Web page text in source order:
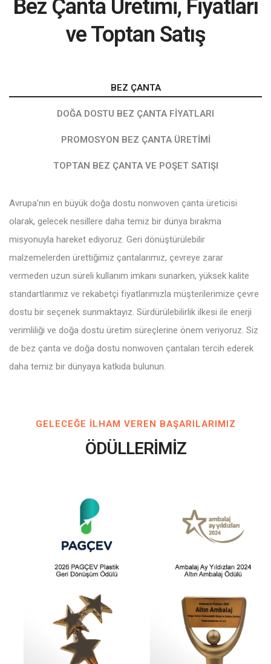
Bez Çanta Üretimi, Fiyatları
ve Toptan Satış
BEZ ÇANTA
DOĞA DOSTU BEZ ÇANTA FIYATLARI
PROMOSYON BEZ ÇANTA ÜRETIMI
TOPTAN BEZ ÇANTA VE POŞET SATIŞI
Avrupa’nın en büyük doğa dostu nonwoven çanta üreticisi
olarak, gelecek nesillere daha temiz bir dünya bırakma
misyonuyla hareket ediyoruz. Geri dönüştürülebilir
malzemelerden ürettiğimiz çantalarımız, çevreye zarar
vermeden uzun süreli kullanım imkanı sunarken, yüksek kalite
standartlarımız ve rekabetçi fiyatlarımızla müşterilerimize çevre
dostu bir seçenek sunmaktayız. Sürdürülebilirlik ilkesi ile enerji
verimliliği ve doğa dostu üretim süreçlerine önem veriyoruz. Siz
de bez çanta ve doğa dostu nonwoven çantaları tercih ederek
daha temiz bir dünyaya katkıda bulunun.
GELECEĞE ILHAM VEREN BAŞARILARIMIZ
ÖDÜLLERİMİZ